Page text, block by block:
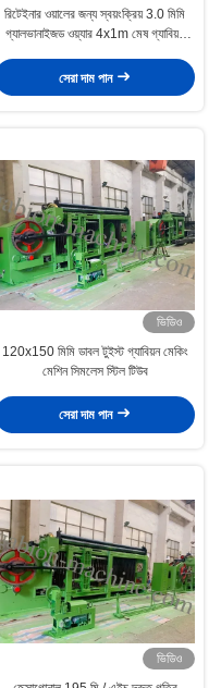
রিটেইনার ওয়ালের জন্য স্বয়ংক্রিয় 3.0 মিমি
গ্যালভানাইজড ওয়্যার 4x1m মেষ গ্যাবিয়ন
সেরা দাম পান
ভিডিও
120x150 মিমি ডাবল টুইস্ট গ্যাবিয়ন মেকিং
মেশিন সিমলেস স্টিল টিউব
সেরা দাম পান
ভিডিও